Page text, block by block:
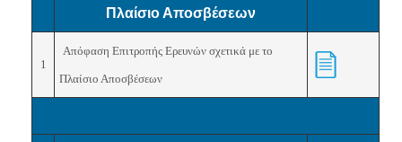
Πλαίσιο Αποσβέσεων
1
Απόφαση Επιτροπής Ερευνών σχετικά με το
Πλαίσιο Αποσβέσεων